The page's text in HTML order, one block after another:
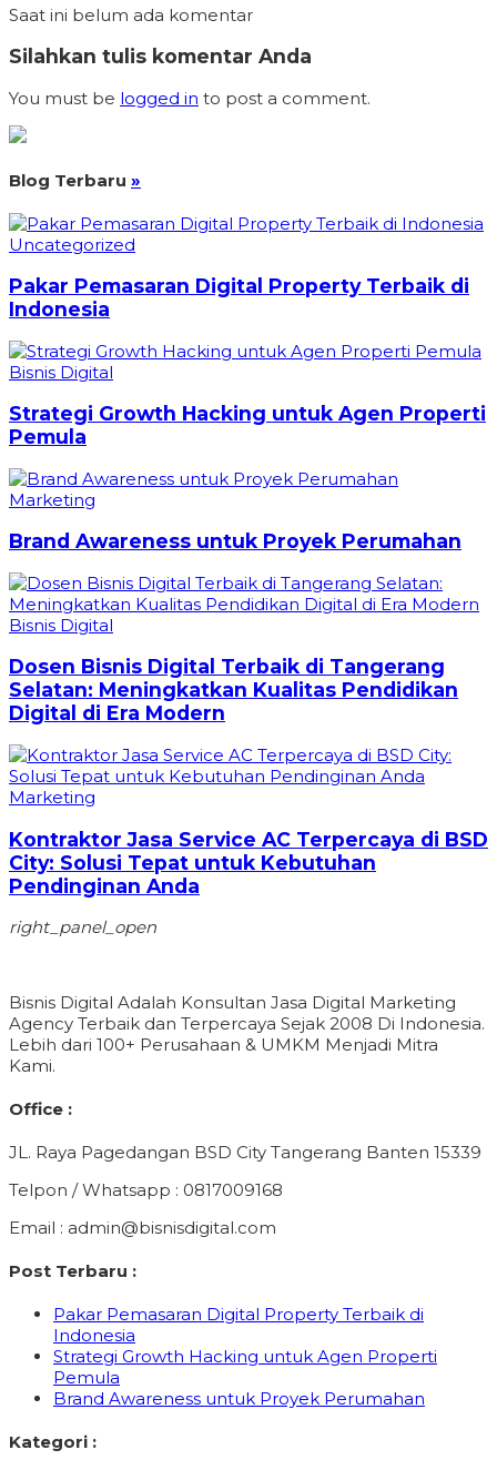
Saat ini belum ada komentar
Silahkan tulis komentar Anda
You must be logged in to post a comment.
Blog Terbaru »
Uncategorized
Pakar Pemasaran Digital Property Terbaik di
Indonesia
Bisnis Digital
Strategi Growth Hacking untuk Agen Properti
Pemula
Marketing
Brand Awareness untuk Proyek Perumahan
Bisnis Digital
Dosen Bisnis Digital Terbaik di Tangerang
Selatan: Meningkatkan Kualitas Pendidikan
Digital di Era Modern
Marketing
Kontraktor Jasa Service AC Terpercaya di BSD
City: Solusi Tepat untuk Kebutuhan
Pendinginan Anda
right_panel_open
Bisnis Digital Adalah Konsultan Jasa Digital Marketing
Agency Terbaik dan Terpercaya Sejak 2008 Di Indonesia.
Lebih dari 100+ Perusahaan & UMKM Menjadi Mitra
Kami.
Office :
JL. Raya Pagedangan BSD City Tangerang Banten 15339
Telpon / Whatsapp : 0817009168
Email : admin@bisnisdigital.com
Post Terbaru :
Pakar Pemasaran Digital Property Terbaik di
Indonesia
Strategi Growth Hacking untuk Agen Properti
Pemula
Brand Awareness untuk Proyek Perumahan
Kategori :